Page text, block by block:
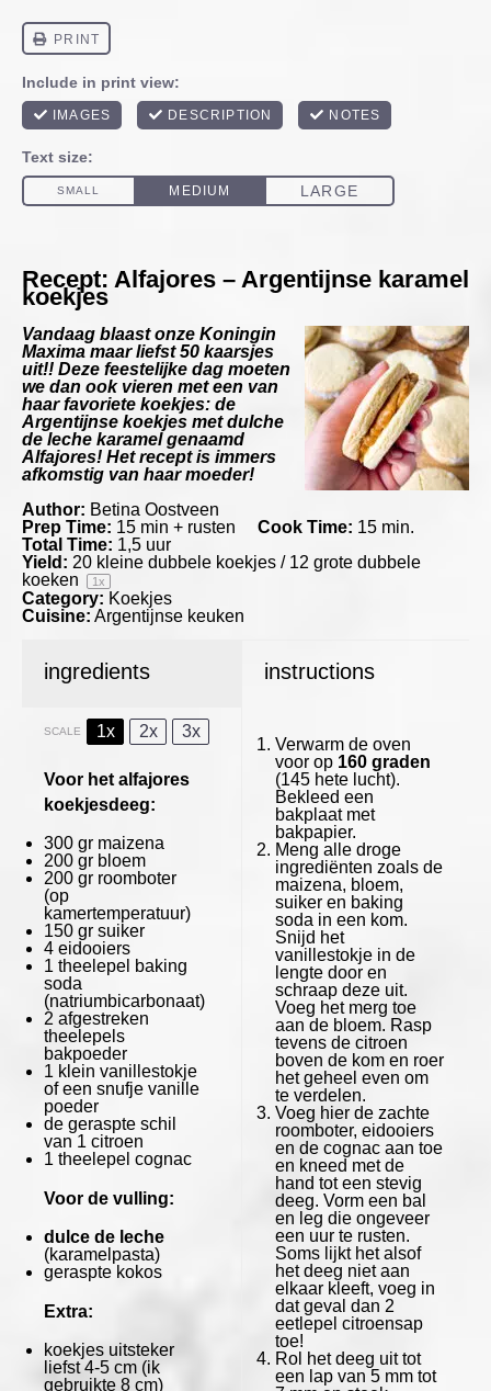
Recept: Alfajores – Argentijnse karamel
koekjes
Vandaag blaast onze Koningin
Maxima maar liefst 50 kaarsjes
uit!! Deze feestelijke dag moeten
we dan ook vieren met een van
haar favoriete koekjes: de
Argentijnse koekjes met dulche
de leche karamel genaamd
Alfajores! Het recept is immers
afkomstig van haar moeder!
Author: Betina Oostveen
Prep Time: 15 min + rusten Cook Time: 15 min.
Total Time: 1,5 uur
Yield: 20 kleine dubbele koekjes / 12 grote dubbele
koeken
1x
Category: Koekjes
Cuisine: Argentijnse keuken
ingredients
SCALE 1x 2x 3x
Voor het alfajores
koekjesdeeg:
300 gr maizena
200 gr bloem
200 gr roomboter
(op
kamertemperatuur)
150 gr suiker
4 eidooiers
1 theelepel baking
soda
(natriumbicarbonaat)
2 afgestreken
theelepels
bakpoeder
1 klein vanillestokje
of een snufje vanille
poeder
de geraspte schil
van 1 citroen
1 theelepel cognac
Voor de vulling:
dulce de leche
(karamelpasta)
geraspte kokos
Extra:
koekjes uitsteker
liefst 4-5 cm (ik
gebruikte 8 cm)
instructions
Verwarm de oven
voor op 160 graden
(145 hete lucht).
Bekleed een
bakplaat met
bakpapier.
Meng alle droge
ingrediënten zoals de
maizena, bloem,
suiker en baking
soda in een kom.
Snijd het
vanillestokje in de
lengte door en
schraap deze uit.
Voeg het merg toe
aan de bloem. Rasp
tevens de citroen
boven de kom en roer
het geheel even om
te verdelen.
Voeg hier de zachte
roomboter, eidooiers
en de cognac aan toe
en kneed met de
hand tot een stevig
deeg. Vorm een bal
en leg die ongeveer
een uur te rusten.
Soms lijkt het alsof
het deeg niet aan
elkaar kleeft, voeg in
dat geval dan 2
eetlepel citroensap
toe!
Rol het deeg uit tot
een lap van 5 mm tot